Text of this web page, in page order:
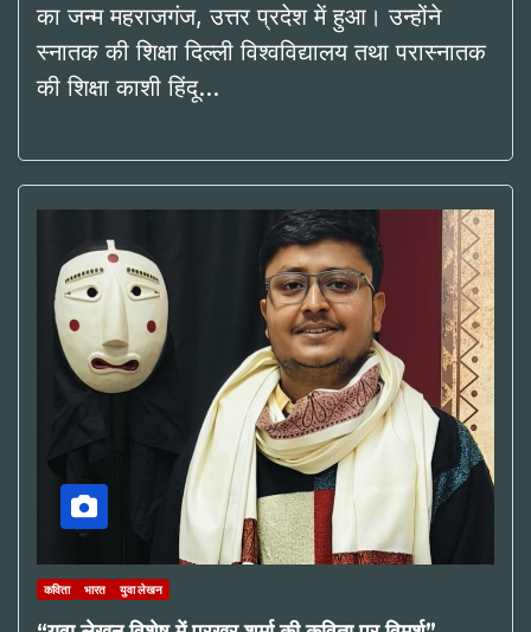
का जन्म महराजगंज, उत्तर प्रदेश में हुआ। उन्होंने
स्नातक की शिक्षा दिल्ली विश्वविद्यालय तथा परास्नातक
की शिक्षा काशी हिंदू…
कविता भारत युवा लेखन